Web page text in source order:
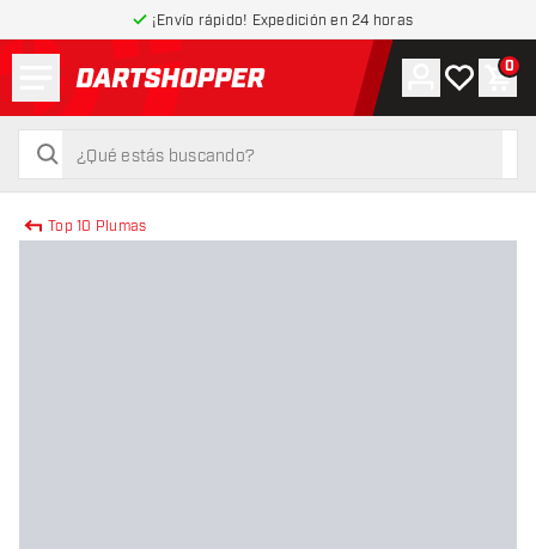
¡Envío rápido! Expedición en 24 horas
volver a la página de inicio
buscar
buscar
Cuenta
Mi lista de
0
Top 10 Plumas